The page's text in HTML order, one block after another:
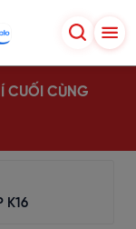
CUỐI CÙNG
K16